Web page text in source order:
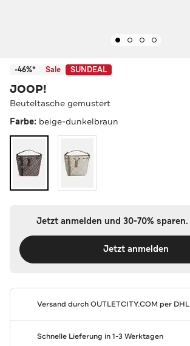
-46%* Sale SUNDEAL
JOOP!
Beuteltasche gemustert
Farbe: beige-dunkelbraun
Jetzt anmelden und 30-70% sparen.
Jetzt anmelden
Versand durchOUTLETCITY.COM per DHL
Schnelle Lieferung in 1-3 Werktagen